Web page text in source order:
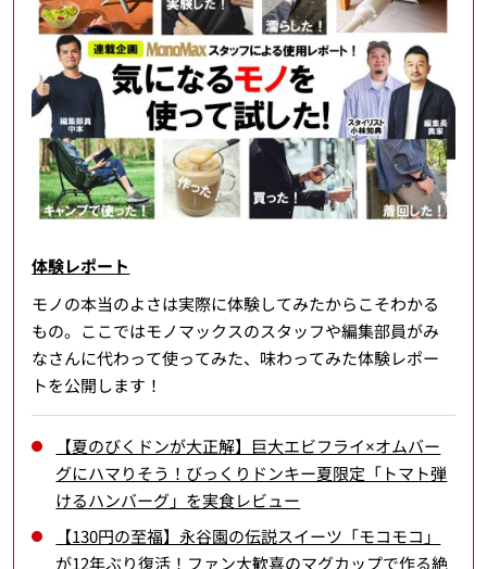
体験レポート
モノの本当のよさは実際に体験してみたからこそわかる
もの。ここではモノマックスのスタッフや編集部員がみ
なさんに代わって使ってみた、味わってみた体験レポー
トを公開します！
【夏のびくドンが大正解】巨大エビフライ×オムバー
グにハマりそう！びっくりドンキー夏限定「トマト弾
けるハンバーグ」を実食レビュー
【130円の至福】永谷園の伝説スイーツ「モコモコ」
が12年ぶり復活！ファン大歓喜のマグカップで作る絶